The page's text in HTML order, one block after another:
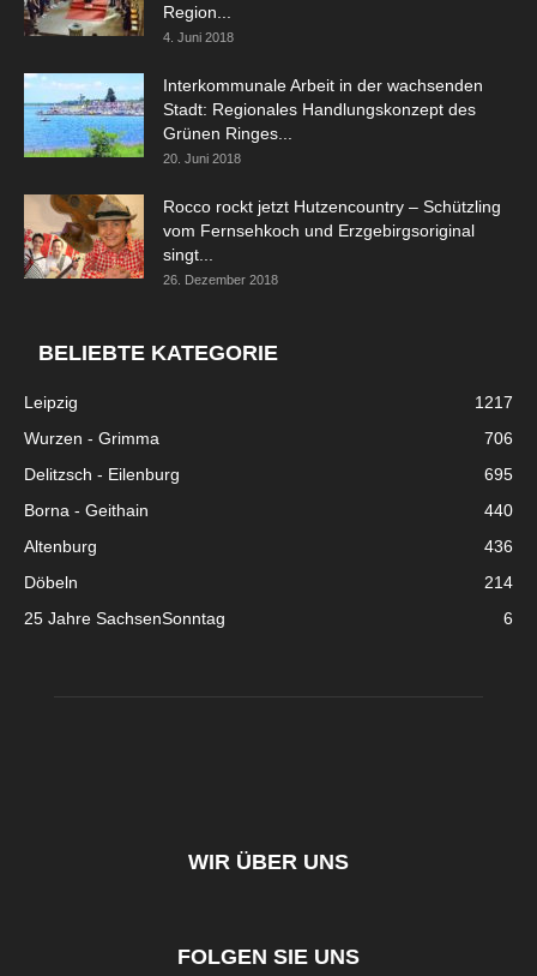
Region...
4. Juni 2018
Interkommunale Arbeit in der wachsenden
Stadt: Regionales Handlungskonzept des
Grünen Ringes...
20. Juni 2018
Rocco rockt jetzt Hutzencountry – Schützling
vom Fernsehkoch und Erzgebirgsoriginal
singt...
26. Dezember 2018
BELIEBTE KATEGORIE
Leipzig
1217
Wurzen - Grimma
706
Delitzsch - Eilenburg
695
Borna - Geithain
440
Altenburg
436
Döbeln
214
25 Jahre SachsenSonntag
6
WIR ÜBER UNS
FOLGEN SIE UNS